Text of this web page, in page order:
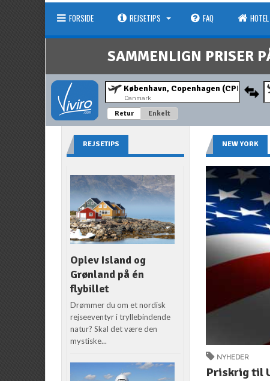
FORSIDE REJSETIPS FAQ HOTEL
SAMMENLIGN PRISER
Danmark
Retur Enkelt
NEW YORK
NYHEDER
Priskrig til
REJSETIPS
Oplev Island og
Grønland på én
flybillet
Drømmer du om et nordisk
rejseeventyr i tryllebindende
natur? Skal det være den
mystiske...